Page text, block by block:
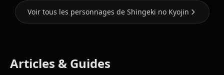
Voir tous les personnages de Shingeki no Kyojin
Articles & Guides